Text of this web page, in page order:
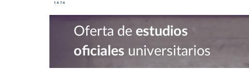
Oferta de estudios
oficiales universitarios